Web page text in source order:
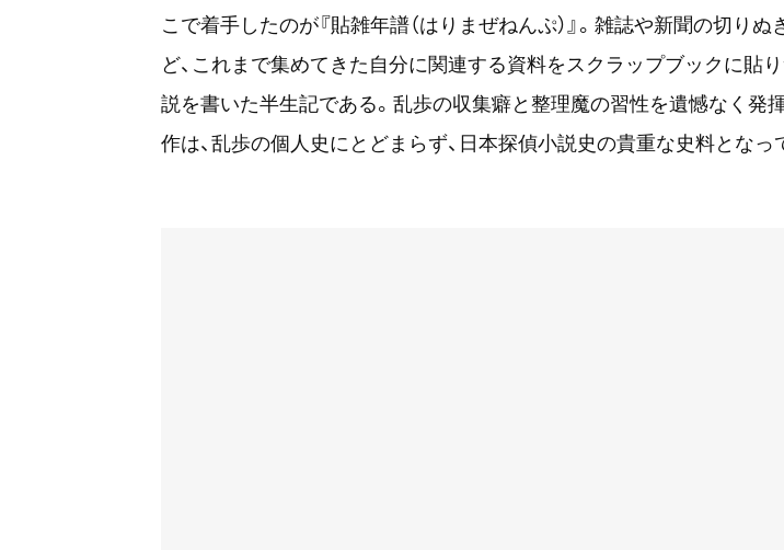
こで着手したのが『貼雑年譜（はりまぜねんぷ）』。雑誌や新聞の切りぬ
ど、これまで集めてきた自分に関連する資料をスクラップブックに貼
説を書いた半生記である。乱歩の収集癖と整理魔の習性を遺憾なく発
作は、乱歩の個人史にとどまらず、日本探偵小説史の貴重な史料となっ